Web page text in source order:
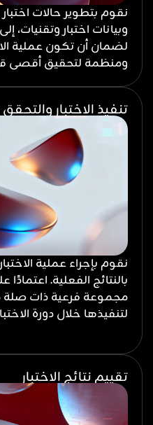
نقوم بتطوير حالات
وبيانات اختبار وتقنيات،
لضمان أن تكون عملية
ومنظمة لتحقيق أقصى
تنفيذ الاختبار
نقوم بإجراء عملية
بالنتائج الفعلية.
مجموعة فرعية ذات صلة
لتنفيذها خلال دورة
تقييم نتائج الاختبار